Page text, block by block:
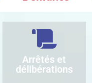
Arrêtés et
délibérations